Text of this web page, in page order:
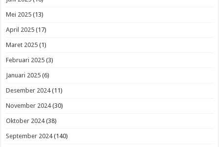
Mei 2025 (13)
April 2025 (17)
Maret 2025 (1)
Februari 2025 (3)
Januari 2025 (6)
Desember 2024(11)
November 2024(30)
Oktober 2024(38)
September 2024(140)